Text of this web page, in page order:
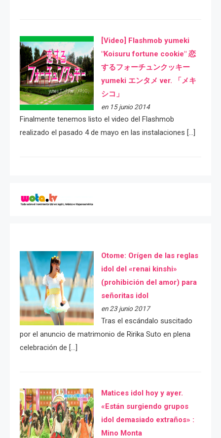
[Video] Flashmob yumeki
"Koisuru fortune cookie" 恋
するフォーチュンクッキー
yumeki エンタメ ver. 「メキ
シコ」
en 15 junio 2014
Finalmente tenemos listo el video del Flashmob
realizado el pasado 4 de mayo en las instalaciones […]
Otome: Orígen de las reglas
idol del «renai kinshi»
(prohibición del amor) para
señoritas idol
en 23 junio 2017
Tras el escándalo suscitado
por el anuncio de matrimonio de Ririka Suto en plena
celebración de […]
Matices idol hoy y ayer.
«Están surgiendo grupos
idol demasiado extraños» :
Mino Monta